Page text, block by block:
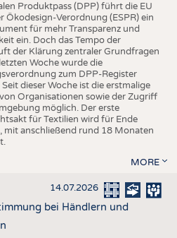
Produktpass (DPP) führt die EU
Ökodesign-Verordnung (ESPR) ein
für mehr Transparenz und
ein. Doch das Tempo der
der Klärung zentraler Grundfragen
Woche wurde die
zum DPP-Register
dieser Woche ist die erstmalige
Organisationen sowie der Zugriff
möglich. Der erste
für Textilien wird für Ende
mit anschließend rund 18 Monaten
MORE
14.07.2026
bei Händlern und